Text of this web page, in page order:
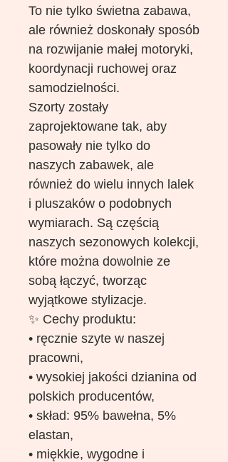
To nie tylko świetna zabawa,
ale również doskonały sposób
na rozwijanie małej motoryki,
koordynacji ruchowej oraz
samodzielności.
Szorty zostały
zaprojektowane tak, aby
pasowały nie tylko do
naszych zabawek, ale
również do wielu innych lalek
i pluszaków o podobnych
wymiarach. Są częścią
naszych sezonowych kolekcji,
które można dowolnie ze
sobą łączyć, tworząc
wyjątkowe stylizacje.
✨ Cechy produktu:
• ręcznie szyte w naszej
pracowni,
• wysokiej jakości dzianina od
polskich producentów,
• skład: 95% bawełna, 5%
elastan,
• miękkie, wygodne i